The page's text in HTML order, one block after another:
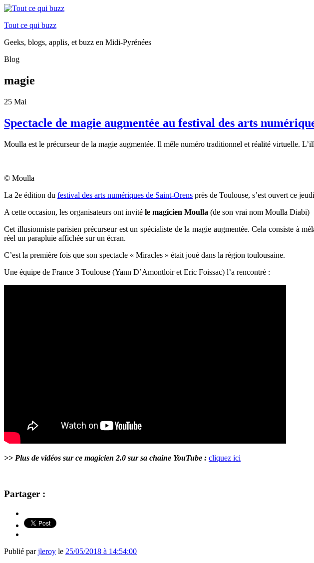
Tout ce qui buzz
Geeks, blogs, applis, et buzz en Midi-Pyrénées
Blog
magie
25 Mai
Spectacle de magie augmentée au festival des arts
Moulla est le précurseur de la magie augmentée. Il mêle numéro traditionnel et réalité virtuelle.
© Moulla
La 2e édition du festival des arts numériques de Saint-Orens près de Toulouse, s’est ouvert ce
A cette occasion, les organisateurs ont invité le magicien Moulla (de son vrai nom Moulla Diabi)
Cet illusionniste parisien précurseur est un spécialiste de la magie augmentée. Cela consiste à
réel un parapluie affichée sur un écran.
C’est la première fois que son spectacle « Miracles » était joué dans la région toulousaine.
Une équipe de France 3 Toulouse (Yann D’Amontloir et Eric Foissac) l’a rencontré :
>> Plus de vidéos sur ce magicien 2.0 sur sa chaine YouTube : cliquez ici
Partager :
Publié parjleroy le 25/05/2018 à 14:54:00